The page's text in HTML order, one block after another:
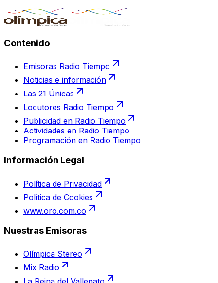
Contenido
Emisoras Radio Tiempo
Noticias e información
Las 21 Únicas
Locutores Radio Tiempo
Publicidad en Radio Tiempo
Actividades en Radio Tiempo
Programación en Radio Tiempo
Información Legal
Política de Privacidad
Política de Cookies
www.oro.com.co
Nuestras Emisoras
Olímpica Stereo
Mix Radio